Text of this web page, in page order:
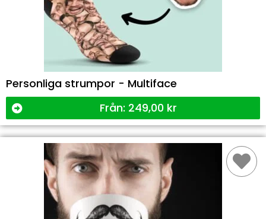
Personliga strumpor - Multiface
Från: 249,00 kr